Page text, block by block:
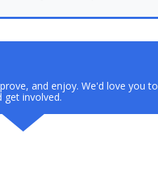
and enjoy. We'd love you
get involved.